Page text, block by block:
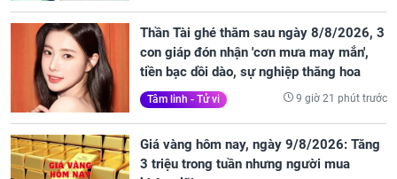
Thần Tài ghé thăm sau ngày 8/8/2026, 3
con giáp đón nhận 'cơn mưa may mắn',
tiền bạc dồi dào, sự nghiệp thăng hoa
Tâm linh - Tử vi 9 giờ 21 phút trước
Giá vàng hôm nay, ngày 9/8/2026: Tăng
3 triệu trong tuần nhưng người mua